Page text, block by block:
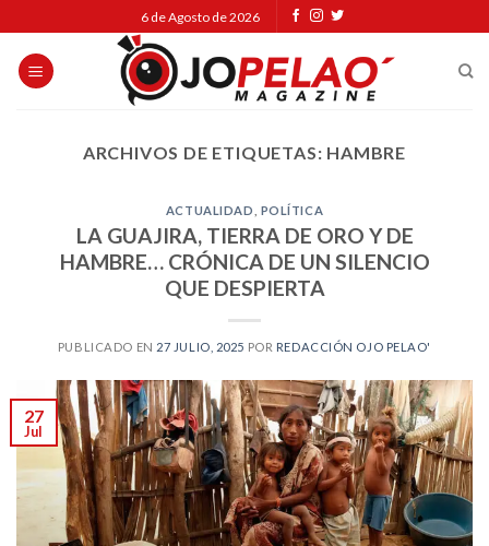
to
content
6 de Agosto de 2026
ARCHIVOS DE ETIQUETAS: HAMBRE
ACTUALIDAD POLÍTICA
LA GUAJIRA, TIERRA DE ORO Y DE
HAMBRE… CRÓNICA DE UN SILENCIO
QUE DESPIERTA
PUBLICADO EN 27 JULIO, 2025 POR REDACCIÓN OJO PELAO'
27
Jul